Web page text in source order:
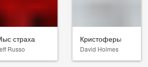
страха
Russo
Кристоферы
David Holmes